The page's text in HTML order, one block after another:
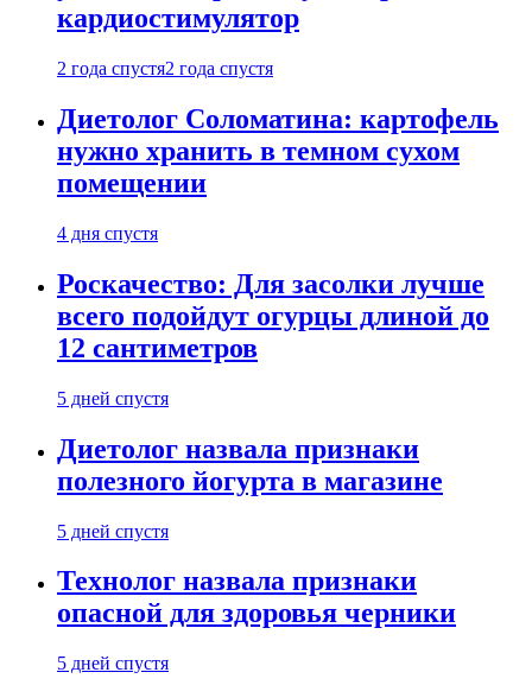
кардиостимулятор
2 года спустя2 года спустя
Диетолог Соломатина: картофель
нужно хранить в темном сухом
помещении
4 дня спустя
Роскачество: Для засолки лучше
всего подойдут огурцы длиной до
12 сантиметров
5 дней спустя
Диетолог назвала признаки
полезного йогурта в магазине
5 дней спустя
Технолог назвала признаки
опасной для здоровья черники
5 дней спустя